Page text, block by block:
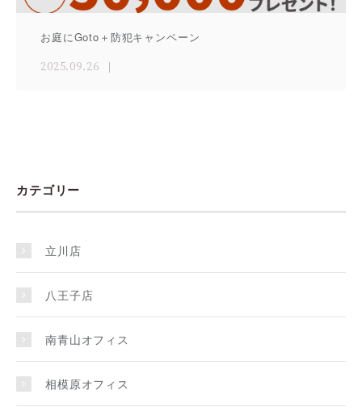
お庭にGoto＋防犯キャンペーン
2025.09.26
カテゴリー
立川店
八王子店
南青山オフィス
相模原オフィス